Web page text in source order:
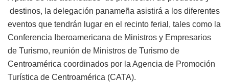
destinos, la delegación panameña asistirá a los diferentes
eventos que tendrán lugar en el recinto ferial, tales como la
Conferencia Iberoamericana de Ministros y Empresarios
de Turismo, reunión de Ministros de Turismo de
Centroamérica coordinados por la Agencia de Promoción
Turística de Centroamérica (CATA).